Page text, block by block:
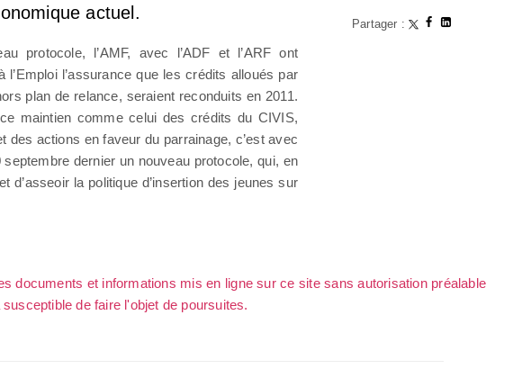
actuel.
protocole, l’AMF, avec l’ADF et l’ARF ont
l’Emploi l’assurance que les crédits alloués par
plan de relance, seraient reconduits en 2011.
maintien comme celui des crédits du CIVIS,
des actions en faveur du parrainage, c’est avec
dernier un nouveau protocole, qui, en
d’asseoir la politique d’insertion des jeunes sur
Partager :
documents et informations mis en ligne sur ce site sans autorisation préalable
de faire l'objet de poursuites.